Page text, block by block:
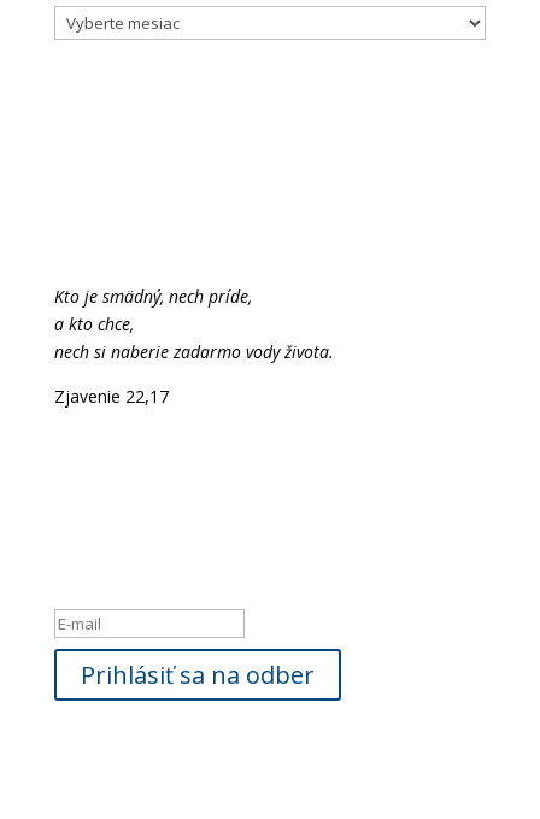
Archív
Kto je smädný, nech príde,
a kto chce,
nech si naberie zadarmo vody života.
Zjavenie 22,17
Prihlásiť sa na odber